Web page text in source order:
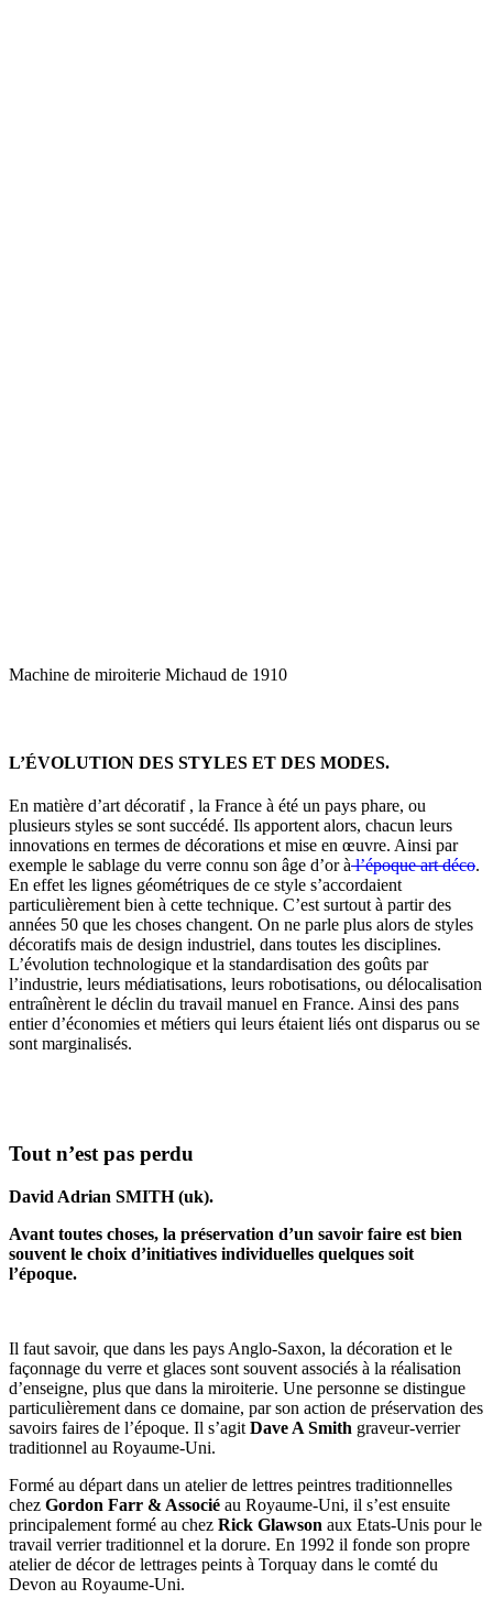
Machine de miroiterie Michaud de 1910
L’ÉVOLUTION DES STYLES ET DES MODES.
En matière d’art décoratif , la France à été un pays phare, ou
plusieurs styles se sont succédé. Ils apportent alors, chacun leurs
innovations en termes de décorations et mise en œuvre. Ainsi par
exemple le sablage du verre connu son âge d’or àl’époque art déco.
En effet les lignes géométriques de ce style s’accordaient
particulièrement bien à cette technique. C’est surtout à partir des
années 50 que les choses changent. On ne parle plus alors de styles
décoratifs mais de design industriel, dans toutes les disciplines.
L’évolution technologique et la standardisation des goûts par
l’industrie, leurs médiatisations, leurs robotisations, ou délocalisation
entraînèrent le déclin du travail manuel en France. Ainsi des pans
entier d’économies et métiers qui leurs étaient liés ont disparus ou se
sont marginalisés.
Tout n’est pas perdu
David Adrian SMITH (uk).
Avant toutes choses, la préservation d’un savoir faire est bien
souvent le choix d’initiatives individuelles quelques soit
l’époque.
Il faut savoir, que dans les pays Anglo-Saxon, la décoration et le
façonnage du verre et glaces sont souvent associés à la réalisation
d’enseigne, plus que dans la miroiterie. Une personne se distingue
particulièrement dans ce domaine, par son action de préservation des
savoirs faires de l’époque. Il s’agit Dave A Smith graveur-verrier
traditionnel au Royaume-Uni.
Formé au départ dans un atelier de lettres peintres traditionnelles
chez Gordon Farr & Associé au Royaume-Uni, il s’est ensuite
principalement formé au chez Rick Glawson aux Etats-Unis pour le
travail verrier traditionnel et la dorure. En 1992 il fonde son propre
atelier de décor de lettrages peints à Torquay dans le comté du
Devon au Royaume-Uni.